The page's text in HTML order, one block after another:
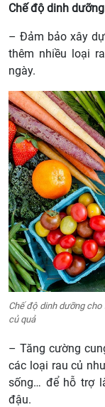
Chế độ dinh dưỡng
– Đảm bảo xây
thêm nhiều loại
ngày.
Chế độ dinh dưỡng
củ quả
– Tăng cường
các loại rau củ
sống… để hỗ trợ
đậu.